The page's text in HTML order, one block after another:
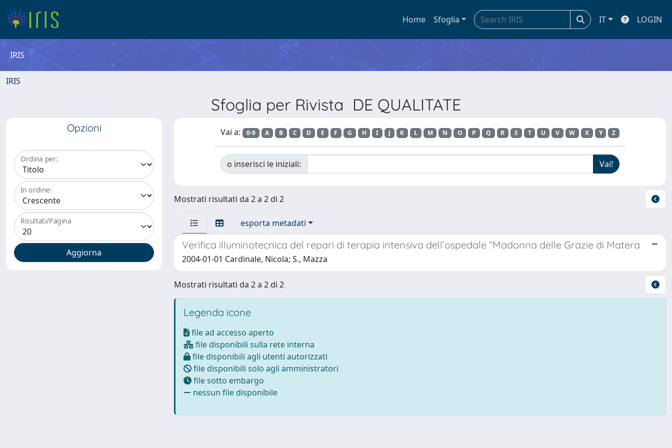
Home Sfoglia IT LOGIN
IRIS
IRIS
Sfoglia per Rivista DE QUALITATE
Opzioni
Ordina per:
In ordine:
Risultati/Pagina
Vai a: 0-9 A B C D E F G H I J K L M N O P Q R S T U V W X Y Z
o inserisci le iniziali:
Mostrati risultati da 2 a 2 di 2
esporta metadati
Verifica illuminotecnica del repari di terapia intensiva dell’ospedale “Madonna delle Grazie di Matera
2004-01-01 Cardinale, Nicola; S., Mazza
Mostrati risultati da 2 a 2 di 2
Legenda icone
file ad accesso aperto
file disponibili sulla rete interna
file disponibili agli utenti autorizzati
file disponibili solo agli amministratori
file sotto embargo
nessun file disponibile